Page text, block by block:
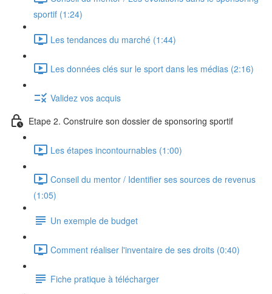
sportif (1:24)
Les tendances du marché (1:44)
Les données clés sur le sport dans les médias (2:16)
Validez vos acquis
Etape 2. Construire son dossier de sponsoring sportif
Les étapes incontournables (1:00)
Conseil du mentor / Identifier ses sources de revenus
(1:05)
Un exemple de budget
Comment réaliser l'inventaire de ses droits (0:40)
Fiche pratique à télécharger